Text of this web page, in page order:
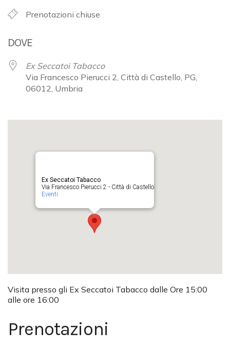
Prenotazioni chiuse
DOVE
Ex Seccatoi Tabacco
Via Francesco Pierucci 2, Città di Castello, PG,
06012, Umbria
Ex Seccatoi Tabacco
Via Francesco Pierucci 2 - Città di Castello
Eventi
Visita presso gli Ex Seccatoi Tabacco dalle Ore 15:00
alle ore 16:00
Prenotazioni